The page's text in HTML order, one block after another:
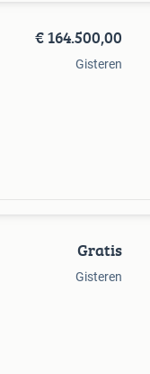
€ 164.500,00
Gisteren
Gratis
Gisteren